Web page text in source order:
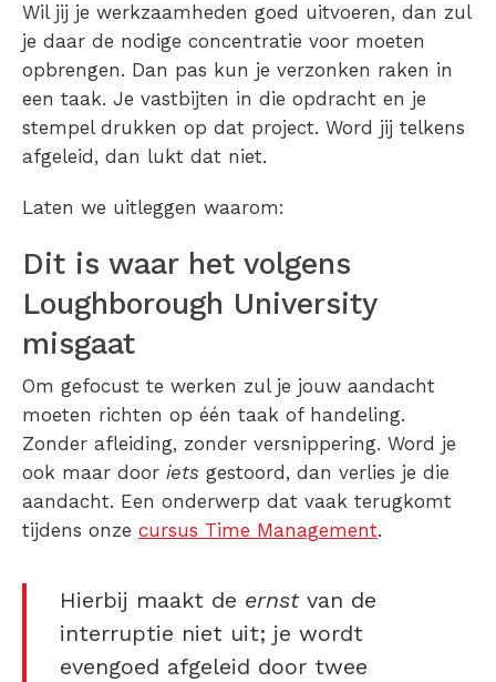
Wil jij je werkzaamheden goed uitvoeren, dan zul
je daar de nodige concentratie voor moeten
opbrengen. Dan pas kun je verzonken raken in
een taak. Je vastbijten in die opdracht en je
stempel drukken op dat project. Word jij telkens
afgeleid, dan lukt dat niet.
Laten we uitleggen waarom:
Dit is waar het volgens
Loughborough University
misgaat
Om gefocust te werken zul je jouw aandacht
moeten richten op één taak of handeling.
Zonder afleiding, zonder versnippering. Word je
ook maar door iets gestoord, dan verlies je die
aandacht. Een onderwerp dat vaak terugkomt
tijdens onze cursus Time Management.
Hierbij maakt de ernstvan de
interruptie niet uit; je wordt
evengoed afgeleid door twee